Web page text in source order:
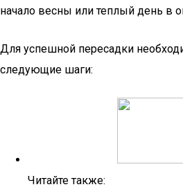
начало весны или теплый день в
Для успешной пересадки
следующие шаги:
Читайте также: